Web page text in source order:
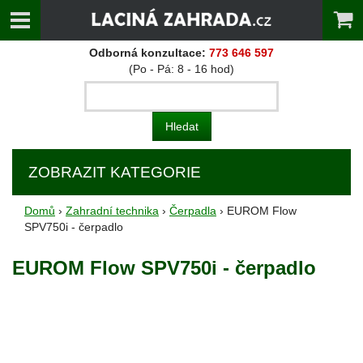
Odborná konzultace: 773 646 597
(Po - Pá: 8 - 16 hod)
ZOBRAZIT KATEGORIE
Domů › Zahradní technika › Čerpadla › EUROM Flow
SPV750i - čerpadlo
EUROM Flow SPV750i - čerpadlo